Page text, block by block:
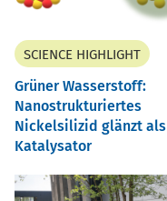
SCIENCE HIGHLIGHT
Grüner Wasserstoff:
Nanostrukturiertes
Nickelsilizid glänzt als
Katalysator